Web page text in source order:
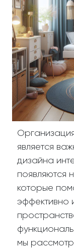
является
дизайна
появляются
которые
эффективно
мы